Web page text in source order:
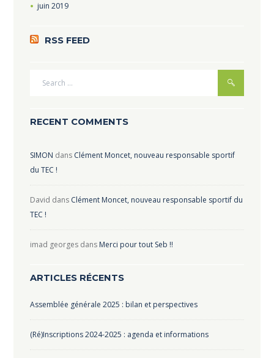
juin 2019
RSS FEED
RECENT COMMENTS
SIMON dans Clément Moncet, nouveau responsable sportif
du TEC !
David dans Clément Moncet, nouveau responsable sportif du
TEC !
imad georgesdans Merci pour tout Seb !!
ARTICLES RÉCENTS
Assemblée générale 2025 : bilan et perspectives
(Ré)Inscriptions 2024-2025 : agenda et informations